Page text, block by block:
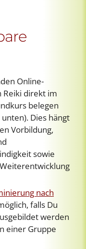
Online-
Reiki direkt im
belegen
Dies hängt
Vorbildung,
sowie
nach
falls Du
werden
einer Gruppe